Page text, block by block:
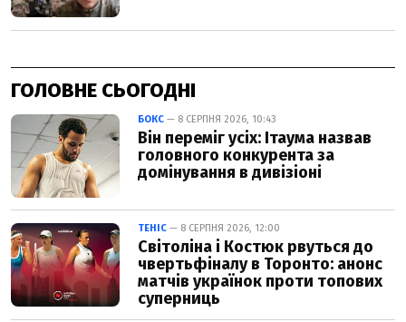
ГОЛОВНЕ СЬОГОДНІ
БОКС — 8 СЕРПНЯ 2026, 10:43
Він переміг усіх: Ітаума назвав
головного конкурента за
домінування в дивізіоні
ТЕНІС — 8 СЕРПНЯ 2026, 12:00
Світоліна і Костюк рвуться до
чвертьфіналу в Торонто: анонс
матчів українок проти топових
суперниць